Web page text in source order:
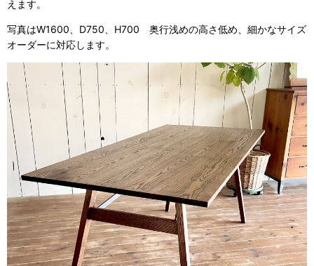
えます。
写真はW1600、D750、H700 奥行浅めの高さ低め、細かなサイズ
オーダーに対応します。